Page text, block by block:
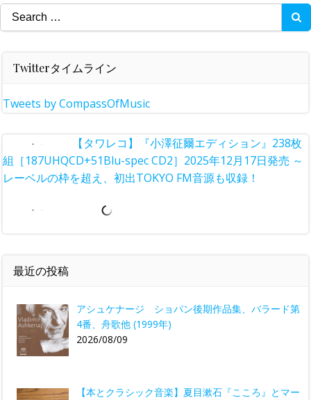
Search
for:
Twitterタイムライン
Tweets by CompassOfMusic
【タワレコ】『小澤征爾エディション』238枚組
［187UHQCD+51Blu-spec CD2］2025年12月17日発売 ～レ
ーベルの枠を超え、初出TOKYO FM音源も収録！
最近の投稿
アシュケナージ ショパン後期作品集、バラード第
4番、舟歌他 (1999年)
2026/08/09
【本とクラシック音楽】夏目漱石『こころ』とマー